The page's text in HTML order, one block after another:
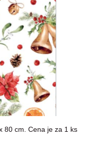
80 cm. Cena je za 1 ks